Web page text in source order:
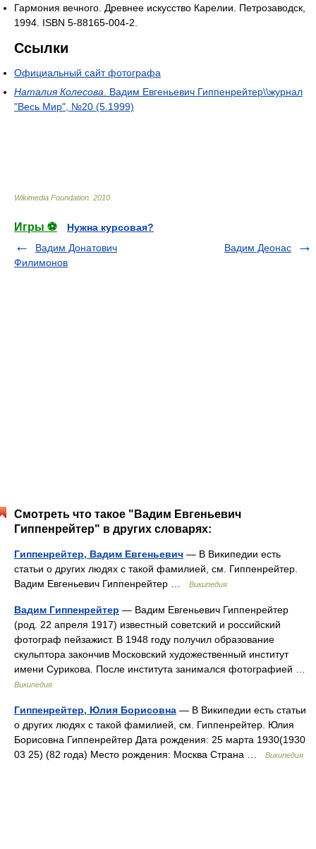
Гармония вечного. Древнее искусство Карелии. Петрозаводск,
1994. ISBN 5-88165-004-2.
Ссылки
Официальный сайт фотографа
Наталия Колесова . Вадим Евгеньевич Гиппенрейтер\\журнал
"Весь Мир", №20 (5.1999)
Wikimedia Foundation 2010
Игры ⚽
Нужна курсовая?
Вадим Донатович
Филимонов
Вадим Деонас
Смотреть что такое "Вадим Евгеньевич
Гиппенрейтер" в других словарях:
Гиппенрейтер, Вадим Евгеньевич — В Википедии есть
статьи о других людях с такой фамилией, см. Гиппенрейтер.
Вадим Евгеньевич Гиппенрейтер …
Википедия
Вадим Гиппенрейтер — Вадим Евгеньевич Гиппенрейтер
(род. 22 апреля 1917) известный советский и российский
фотограф пейзажист. В 1948 году получил образование
скульптора закончив Московский художественный институт
имени Сурикова. После института занимался фотографией …
Википедия
Гиппенрейтер, Юлия Борисовна — В Википедии есть статьи
о других людях с такой фамилией, см. Гиппенрейтер. Юлия
Борисовна Гиппенрейтер Дата рождения: 25 марта 1930(1930
03 25) (82 года) Место рождения: Москва Страна …
Википедия